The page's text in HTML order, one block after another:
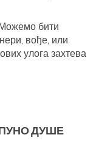
бити
вође, или
улога захтева
ДУШЕ